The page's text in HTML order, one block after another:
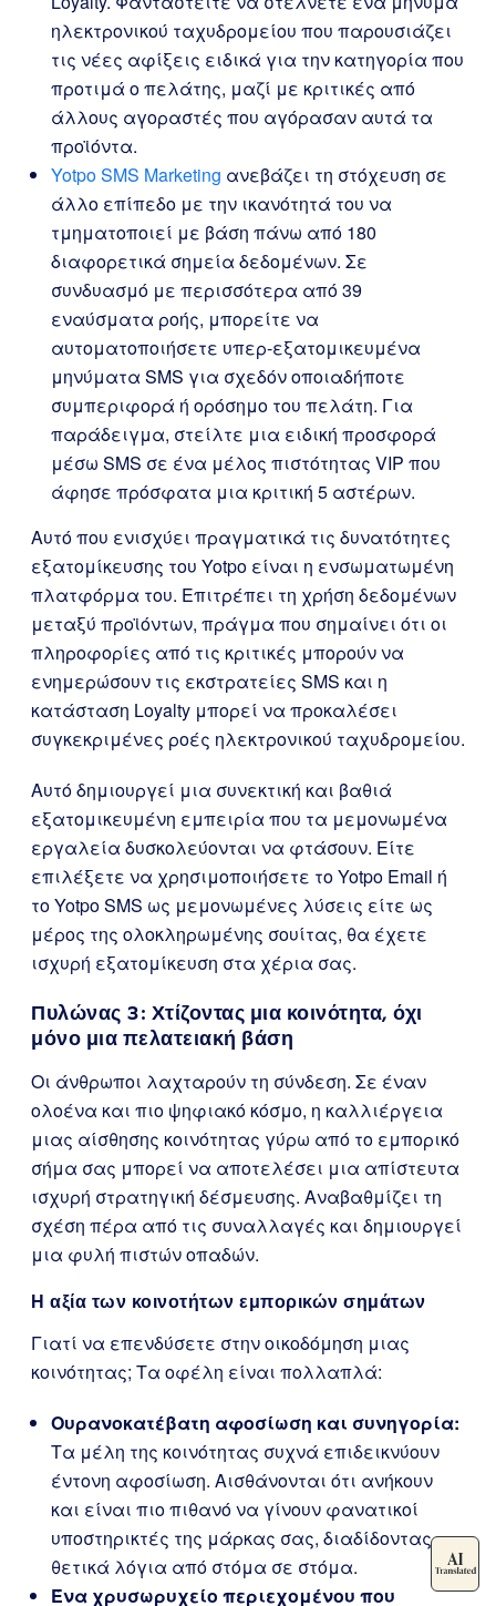
ηλεκτρονικού ταχυδρομείου που παρουσιάζει
τις νέες αφίξεις ειδικά για την κατηγορία που
προτιμά ο πελάτης, μαζί με κριτικές από
άλλους αγοραστές που αγόρασαν αυτά τα
προϊόντα.
Yotpo SMS Marketing ανεβάζει τη στόχευση σε
άλλο επίπεδο με την ικανότητά του να
τμηματοποιεί με βάση πάνω από 180
διαφορετικά σημεία δεδομένων. Σε
συνδυασμό με περισσότερα από 39
εναύσματα ροής, μπορείτε να
αυτοματοποιήσετε υπερ-εξατομικευμένα
μηνύματα SMS για σχεδόν οποιαδήποτε
συμπεριφορά ή ορόσημο του πελάτη. Για
παράδειγμα, στείλτε μια ειδική προσφορά
μέσω SMS σε ένα μέλος πιστότητας VIP που
άφησε πρόσφατα μια κριτική 5 αστέρων.
Αυτό που ενισχύει πραγματικά τις δυνατότητες
εξατομίκευσης του Yotpo είναι η ενσωματωμένη
πλατφόρμα του. Επιτρέπει τη χρήση δεδομένων
μεταξύ προϊόντων, πράγμα που σημαίνει ότι οι
πληροφορίες από τις κριτικές μπορούν να
ενημερώσουν τις εκστρατείες SMS και η
κατάσταση Loyalty μπορεί να προκαλέσει
συγκεκριμένες ροές ηλεκτρονικού ταχυδρομείου.
Αυτό δημιουργεί μια συνεκτική και βαθιά
εξατομικευμένη εμπειρία που τα μεμονωμένα
εργαλεία δυσκολεύονται να φτάσουν. Είτε
επιλέξετε να χρησιμοποιήσετε το Yotpo Email ή
το Yotpo SMS ως μεμονωμένες λύσεις είτε ως
μέρος της ολοκληρωμένης σουίτας, θα έχετε
ισχυρή εξατομίκευση στα χέρια σας.
Πυλώνας 3: Χτίζοντας μια κοινότητα, όχι
μόνο μια πελατειακή βάση
Οι άνθρωποι λαχταρούν τη σύνδεση. Σε έναν
ολοένα και πιο ψηφιακό κόσμο, η καλλιέργεια
μιας αίσθησης κοινότητας γύρω από το εμπορικό
σήμα σας μπορεί να αποτελέσει μια απίστευτα
ισχυρή στρατηγική δέσμευσης. Αναβαθμίζει τη
σχέση πέρα από τις συναλλαγές και δημιουργεί
μια φυλή πιστών οπαδών.
Η αξία των κοινοτήτων εμπορικών σημάτων
Γιατί να επενδύσετε στην οικοδόμηση μιας
κοινότητας; Τα οφέλη είναι πολλαπλά:
Ουρανοκατέβατη αφοσίωση και συνηγορία:
Τα μέλη της κοινότητας συχνά επιδεικνύουν
έντονη αφοσίωση. Αισθάνονται ότι ανήκουν
και είναι πιο πιθανό να γίνουν φανατικοί
υποστηρικτές της μάρκας σας, διαδίδοντας
θετικά λόγια από στόμα σε στόμα.
Ένα χρυσωρυχείο περιεχομένου που